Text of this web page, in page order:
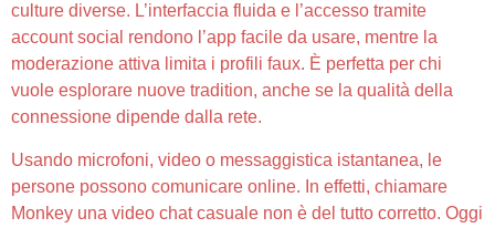
culture diverse. L’interfaccia fluida e l’accesso tramite
account social rendono l’app facile da usare, mentre la
moderazione attiva limita i profili faux. È perfetta per chi
vuole esplorare nuove tradition, anche se la qualità della
connessione dipende dalla rete.
Usando microfoni, video o messaggistica istantanea, le
persone possono comunicare online. In effetti, chiamare
Monkey una video chat casuale non è del tutto corretto. Oggi